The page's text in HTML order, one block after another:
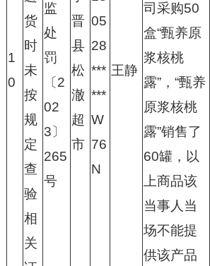
1
0
货
时
未
按
规
定
查
验
相
关
监
处
罚
〔2
02
3〕
265
号
晋
县
松
澈
超
市
05
28
***
***
W
76
N
王静
司采购50
盒“甄养原
浆核桃
露”，“甄养
原浆核桃
露”销售了
60罐，以
上商品该
当事人当
场不能提
供该产品